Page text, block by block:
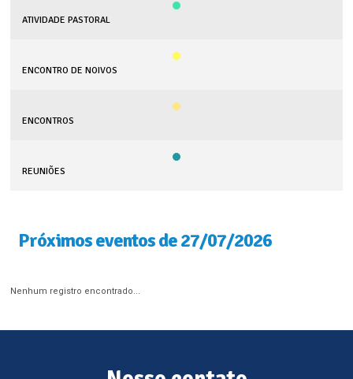
ATIVIDADE PASTORAL
ENCONTRO DE NOIVOS
ENCONTROS
REUNIÕES
Próximos eventos de 27/07/2026
Nenhum registro encontrado...